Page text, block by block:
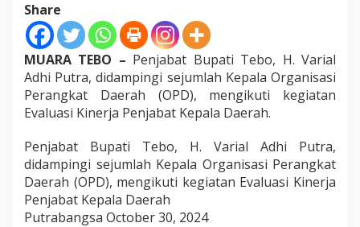
i
s
e
j
u
m
l
h
K
e
p
a
l
Share
MUARA TEBO – Penjabat Bupati Tebo, H. Varial
Adhi Putra, didampingi sejumlah Kepala Organisasi
Perangkat Daerah (OPD), mengikuti kegiatan
Evaluasi Kinerja Penjabat Kepala Daerah.
Penjabat Bupati Tebo, H. Varial Adhi Putra,
didampingi sejumlah Kepala Organisasi Perangkat
Daerah (OPD), mengikuti kegiatan Evaluasi Kinerja
Penjabat Kepala Daerah
Putrabangsa October 30, 2024